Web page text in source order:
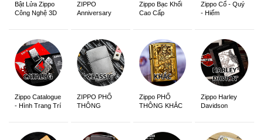
Bật Lửa Zippo
Công Nghệ 3D
ZIPPO
Anniversary
Zippo Bạc Khối
Cao Cấp
Zippo Cổ - Quý
- Hiếm
Zippo Catalogue
- Hình Trang Trí
ZIPPO PHỔ
THÔNG
Zippo PHỔ
THÔNG KHẮC
Zippo Harley
Davidson